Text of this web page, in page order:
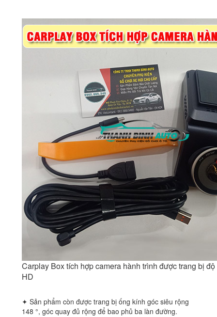
Carplay Box tích hợp camera hành trình được trang bị
HD
✦ Sản phẩm còn được trang bị ống kính góc siêu rộng
148 °, góc quay đủ rộng để bao phủ ba làn đường.